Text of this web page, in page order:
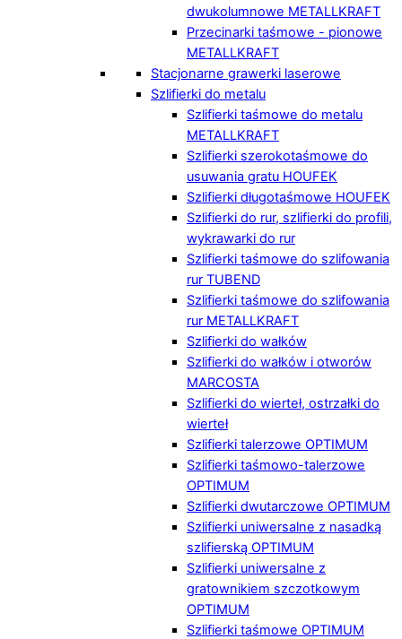
dwukolumnowe METALLKRAFT
Przecinarki taśmowe - pionowe
METALLKRAFT
Stacjonarne grawerki laserowe
Szlifierki do metalu
Szlifierki taśmowe do metalu
METALLKRAFT
Szlifierki szerokotaśmowe do
usuwania gratu HOUFEK
Szlifierki długotaśmowe HOUFEK
Szlifierki do rur, szlifierki do profili,
wykrawarki do rur
Szlifierki taśmowe do szlifowania
rur TUBEND
Szlifierki taśmowe do szlifowania
rur METALLKRAFT
Szlifierki do wałków
Szlifierki do wałków i otworów
MARCOSTA
Szlifierki do wierteł, ostrzałki do
wierteł
Szlifierki talerzowe OPTIMUM
Szlifierki taśmowo-talerzowe
OPTIMUM
Szlifierki dwutarczowe OPTIMUM
Szlifierki uniwersalne z nasadką
szlifierską OPTIMUM
Szlifierki uniwersalne z
gratownikiem szczotkowym
OPTIMUM
Szlifierki taśmowe OPTIMUM